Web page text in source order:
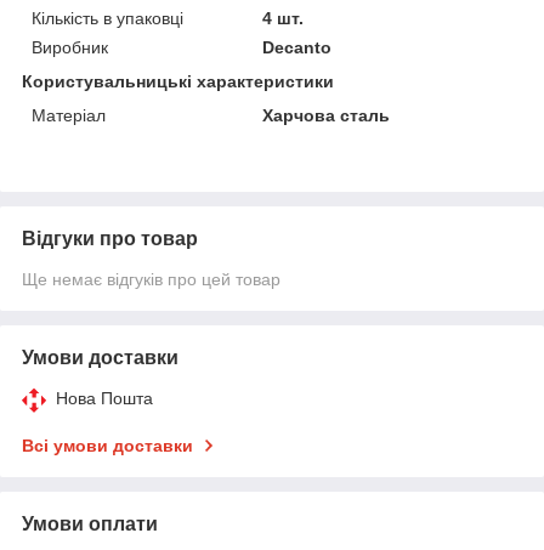
Кількість в упаковці
4 шт.
Виробник
Decanto
Користувальницькі характеристики
Матеріал
Харчова сталь
Відгуки про товар
Ще немає відгуків про цей товар
Умови доставки
Нова Пошта
Всі умови доставки
Умови оплати